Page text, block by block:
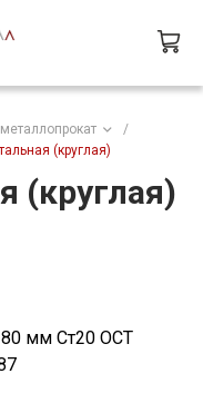
/
(круглая)
(круглая)
80 мм Ст20 ОСТ